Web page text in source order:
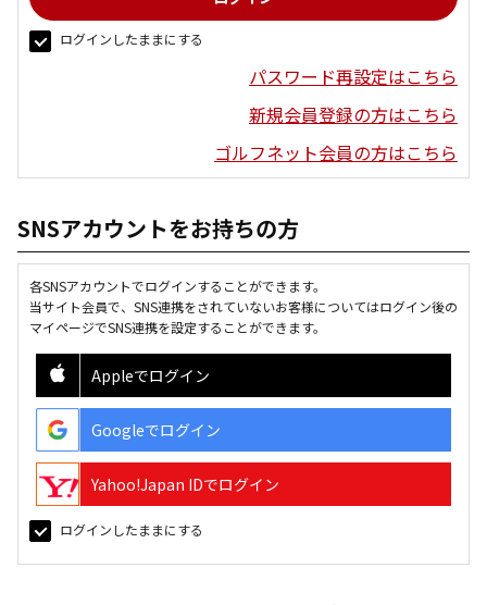
ログインしたままにする
パスワード再設定はこちら
新規会員登録の方はこちら
ゴルフネット会員の方はこちら
SNSアカウントをお持ちの方
各SNSアカウントでログインすることができます。
当サイト会員で、SNS連携をされていないお客様についてはログイン後の
マイページでSNS連携を設定することができます。
Appleでログイン
Googleでログイン
Yahoo!Japan IDでログイン
ログインしたままにする